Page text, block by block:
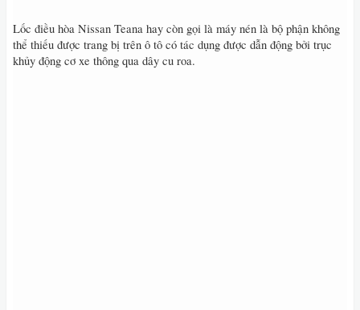
Lốc điều hòa Nissan Teana hay còn gọi là máy nén là bộ phận không
thể thiếu được trang bị trên ô tô có tác dụng được dẫn động bởi trục
khủy động cơ xe thông qua dây cu roa.